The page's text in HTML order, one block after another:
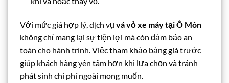
Với mức giá hợp lý, dịch vụ vá vỏ xe máy tại Ô Môn
không chỉ mang lại sự tiện lợi mà còn đảm bảo an
toàn cho hành trình. Việc tham khảo bảng giá trước
giúp khách hàng yên tâm hơn khi lựa chọn và tránh
phát sinh chi phí ngoài mong muốn.